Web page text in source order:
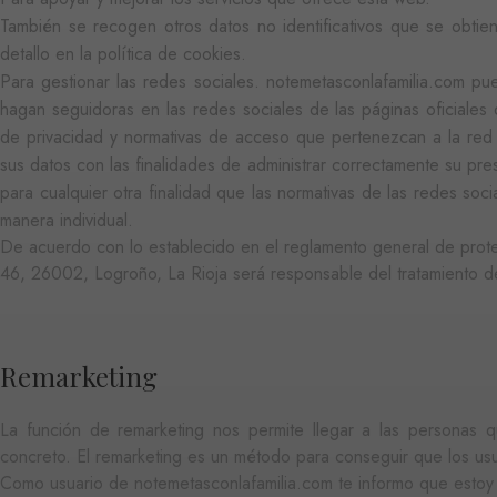
También se recogen otros datos no identificativos que se
detallo en la política de cookies.
Para gestionar las redes sociales. notemetasconlafamilia.com
hagan seguidoras en las redes sociales de las páginas
de privacidad y normativas de acceso que pertenezcan a la
sus datos con las finalidades de administrar correctamente su
para cualquier otra finalidad que las normativas de las redes
manera individual.
De acuerdo con lo establecido en el reglamento general de
46, 26002, Logroño, La Rioja será responsable del tratamiento
Remarketing
La función de remarketing nos permite llegar a las personas
concreto. El remarketing es un método para conseguir que los
Como usuario de notemetasconlafamilia.com te informo que
NOMBRE
_gat_UA-
30281151-40
_ga_8GJGNR375D
_gid
NOMBRE
YSC
NOMBRE
iciybucv
r1fb30uj
hew3qcwu